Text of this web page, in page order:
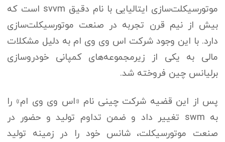
موتورسیکلت‌سازی ایتالیایی با نام دقیق svvm است که
بیش از نیم قرن تجربه در صنعت موتورسیکلت‌سازی
دارد. با این وجود شرکت اس وی وی ام به دلیل مشکلات
مالی به یکی از زیرمجموعه‌های کمپانی خودروسازی
برلیانس چین فروخته شد.
پس از این قضیه شرکت چینی نام «اس وی وی ام» را
به swm تغییر داد و ضمن تداوم تولید و حضور در
صنعت موتورسیکلت، شانس خود را در زمینه تولید